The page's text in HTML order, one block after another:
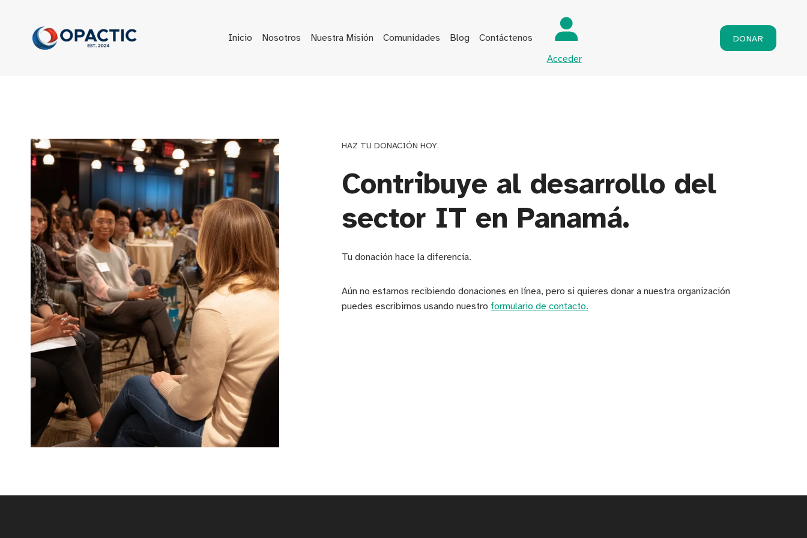
contenido
Inicio Nosotros Nuestra Misión Comunidades Blog
Contáctenos
Acceder
DONAR
HAZ TU DONACIÓN HOY.
Contribuye al desarrollo del
sector IT en Panamá.
Tu donación hace la diferencia.
Aún no estamos recibiendo donaciones en línea, pero si quieres donar a nuestra organización
puedes escribirnos usando nuestro formulario de contacto.